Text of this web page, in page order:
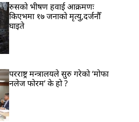
रुसको भीषण हवाई आक्रमणः
किएभमा १७ जनाको मृत्यु,दर्जनौँ
घाइते
परराष्ट्र मन्त्रालयले सुरु गरेको ‘मोफा
नलेज फोरम’ के हो ?